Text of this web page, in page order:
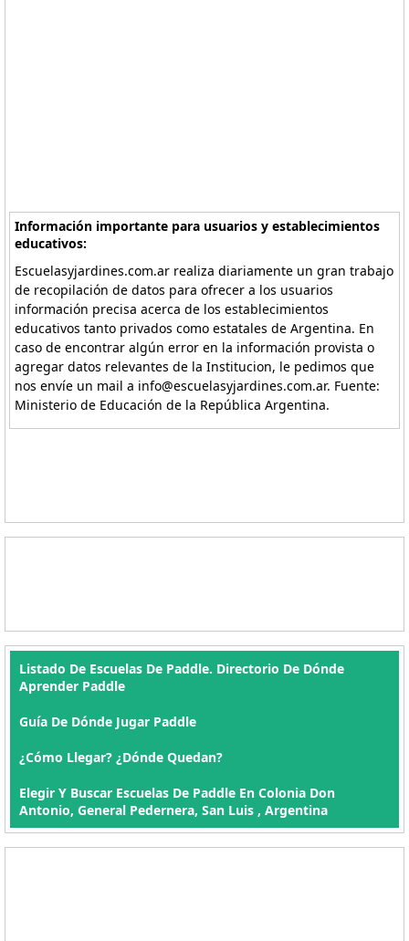
Información importante para usuarios y establecimientos
educativos:
Escuelasyjardines.com.ar realiza diariamente un gran trabajo
de recopilación de datos para ofrecer a los usuarios
información precisa acerca de los establecimientos
educativos tanto privados como estatales de Argentina. En
caso de encontrar algún error en la información provista o
agregar datos relevantes de la Institucion, le pedimos que
nos envíe un mail a info@escuelasyjardines.com.ar. Fuente:
Ministerio de Educación de la República Argentina.
Listado De Escuelas De Paddle. Directorio De Dónde
Aprender Paddle
Guía De Dónde Jugar Paddle
¿Cómo Llegar? ¿Dónde Quedan?
Elegir Y Buscar Escuelas De Paddle En Colonia Don
Antonio, General Pedernera, San Luis , Argentina